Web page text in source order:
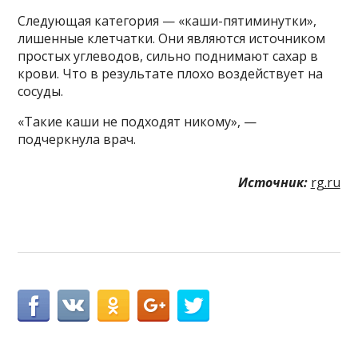
Следующая категория — «каши-пятиминутки»,
лишенные клетчатки. Они являются источником
простых углеводов, сильно поднимают сахар в
крови. Что в результате плохо воздействует на
сосуды.
«Такие каши не подходят никому», —
подчеркнула врач.
Источник: rg.ru